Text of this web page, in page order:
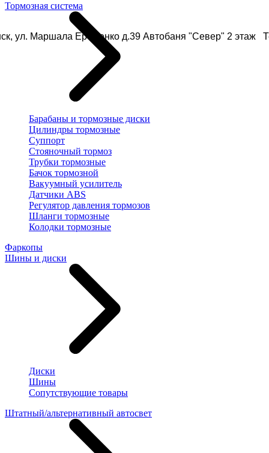
ул. Маршала Еременко д.39 Автобаня "Север" 2 этаж
Тормозная система
Барабаны и тормозные диски
Цилиндры тормозные
Суппорт
Стояночный тормоз
Трубки тормозные
Бачок тормозной
Вакуумный усилитель
Датчики ABS
Регулятор давления тормозов
Шланги тормозные
Колодки тормозные
Фаркопы
Шины и диски
Диски
Шины
Сопутствующие товары
Штатный/альтернативный автосвет